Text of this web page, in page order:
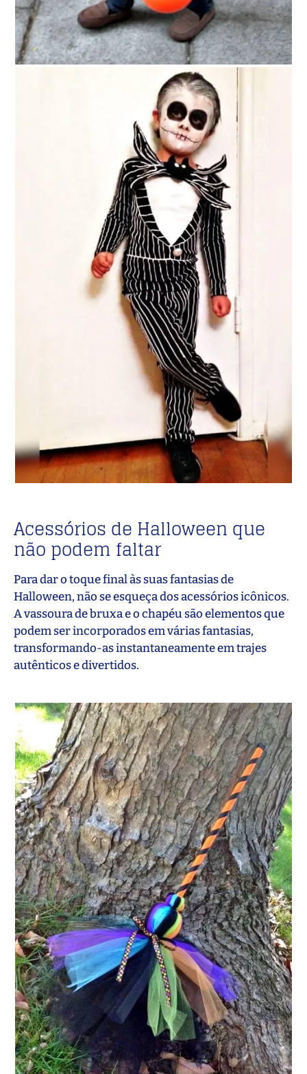
Acessórios de Halloween que
não podem faltar
Para dar o toque final às suas fantasias de
Halloween, não se esqueça dos acessórios icônicos.
A vassoura de bruxa e o chapéu são elementos que
podem ser incorporados em várias fantasias,
transformando-as instantaneamente em trajes
autênticos e divertidos.